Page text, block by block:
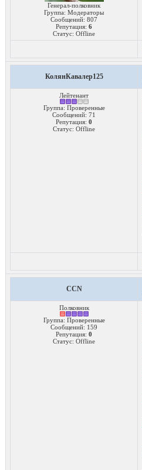
Генерал-полковник
Группа: Модераторы
Сообщений: 807
Репутация: 6
Статус: Offline
КолянКавалер125
Лейтенант
Группа: Проверенные
Сообщений: 71
Репутация: 0
Статус: Offline
CCN
Полковник
Группа: Проверенные
Сообщений: 159
Репутация: 0
Статус: Offline